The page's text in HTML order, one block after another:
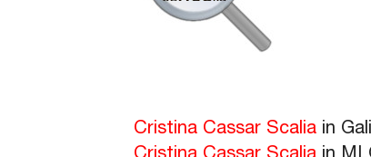
Cristina Cassar Scalia in